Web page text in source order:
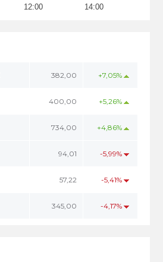
12:00 14:00
382,00 +7,05%
400,00 +5,26%
734,00 +4,86%
94,01 -5,99%
57,22 -5,41%
345,00 -4,17%